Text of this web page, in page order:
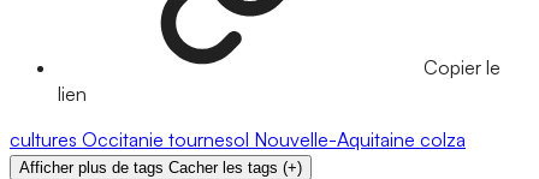
Copier le
lien
cultures Occitanie tournesol Nouvelle-Aquitaine colza
Afficher plus de tags Cacher les tags (+)